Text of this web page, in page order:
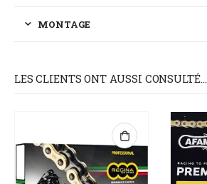
MONTAGE
LES CLIENTS ONT AUSSI CONSULTÉ…